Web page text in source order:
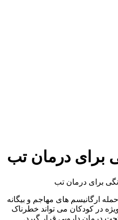
برای درمان تب
ارگانیسم های مهاجم و بیگانه
در کودکان می تواند خطرناک
درمان دارویی قرار گیرد.